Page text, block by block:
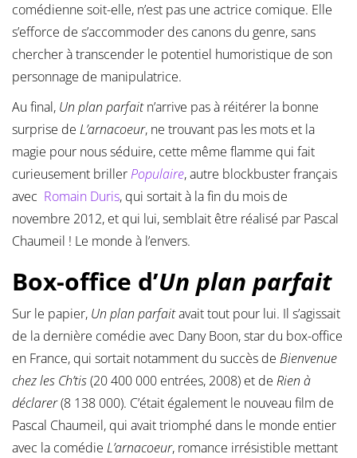
comédienne soit-elle, n’est pas une actrice comique. Elle
s’efforce de s’accommoder des canons du genre, sans
chercher à transcender le potentiel humoristique de son
personnage de manipulatrice.
Au final, Un plan parfaitn’arrive pas à réitérer la bonne
surprise de L’arnacoeur, ne trouvant pas les mots et la
magie pour nous séduire, cette même flamme qui fait
curieusement brillerPopulaire, autre blockbuster français
avec Romain Duris, qui sortait à la fin du mois de
novembre 2012, et qui lui, semblait être réalisé par Pascal
Chaumeil ! Le monde à l’envers.
Box-office d’Un plan parfait
Sur le papier, Un plan parfaitavait tout pour lui. Il s’agissait
de la dernière comédie avec Dany Boon, star du box-office
en France, qui sortait notamment du succès de Bienvenue
chez les Ch’tis(20 400 000 entrées, 2008) et de Rien à
déclarer(8 138 000). C’était également le nouveau film de
Pascal Chaumeil, qui avait triomphé dans le monde entier
avec la comédie L’arnacoeur, romance irrésistible mettant